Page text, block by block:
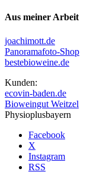
Aus meiner Arbeit
joachimott.de
Panoramafoto-Shop
bestebioweine.de
Kunden:
ecovin-baden.de
Bioweingut Weitzel
Physioplusbayern
Facebook
X
Instagram
RSS